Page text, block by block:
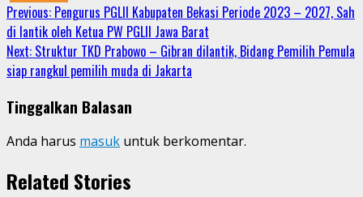
Continue
Reading
Previous: Pengurus PGLII Kabupaten Bekasi Periode 2023 – 2027, Sah
di lantik oleh Ketua PW PGLII Jawa Barat
Next: Struktur TKD Prabowo – Gibran dilantik, Bidang Pemilih Pemula
siap rangkul pemilih muda di Jakarta
Tinggalkan Balasan
Anda harus masuk untuk berkomentar.
Related Stories